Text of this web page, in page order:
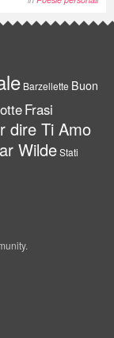
Barzellette Buon
Frasi
dire Ti Amo
WildeStati